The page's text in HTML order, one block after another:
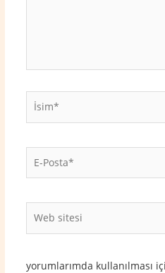
İsim*
Posta*
sitesi
yorumlarımda kullanılması